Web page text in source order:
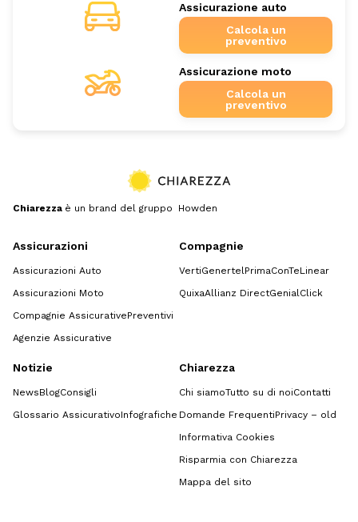
Assicurazione auto
Calcola un
preventivo
Assicurazione moto
Calcola un
preventivo
Chiarezza è un brand del gruppo Howden
Assicurazioni
Assicurazioni Auto
Assicurazioni Moto
Compagnie AssicurativePreventivi
Agenzie Assicurative
Compagnie
VertiGenertel PrimaConTeLinear
QuixaAllianz DirectGenialClick
Notizie
NewsBlogConsigli
Glossario AssicurativoInfografiche
Chiarezza
Chi siamoTutto su di noiContatti
Domande FrequentiPrivacy – old
Informativa Cookies
Risparmia con Chiarezza
Mappa del sito